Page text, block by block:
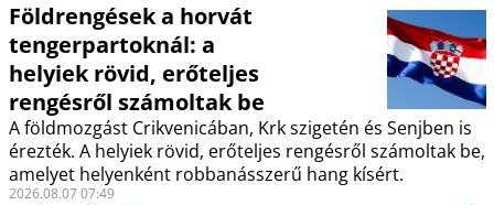
Földrengések a horvát
tengerpartoknál: a
helyiek rövid, erőteljes
rengésről számoltak be
A földmozgást Crikvenicában, Krk szigetén és Senjben is
érezték. A helyiek rövid, erőteljes rengésről számoltak be,
amelyet helyenként robbanásszerű hang kísért.
2026.08.07 07:49